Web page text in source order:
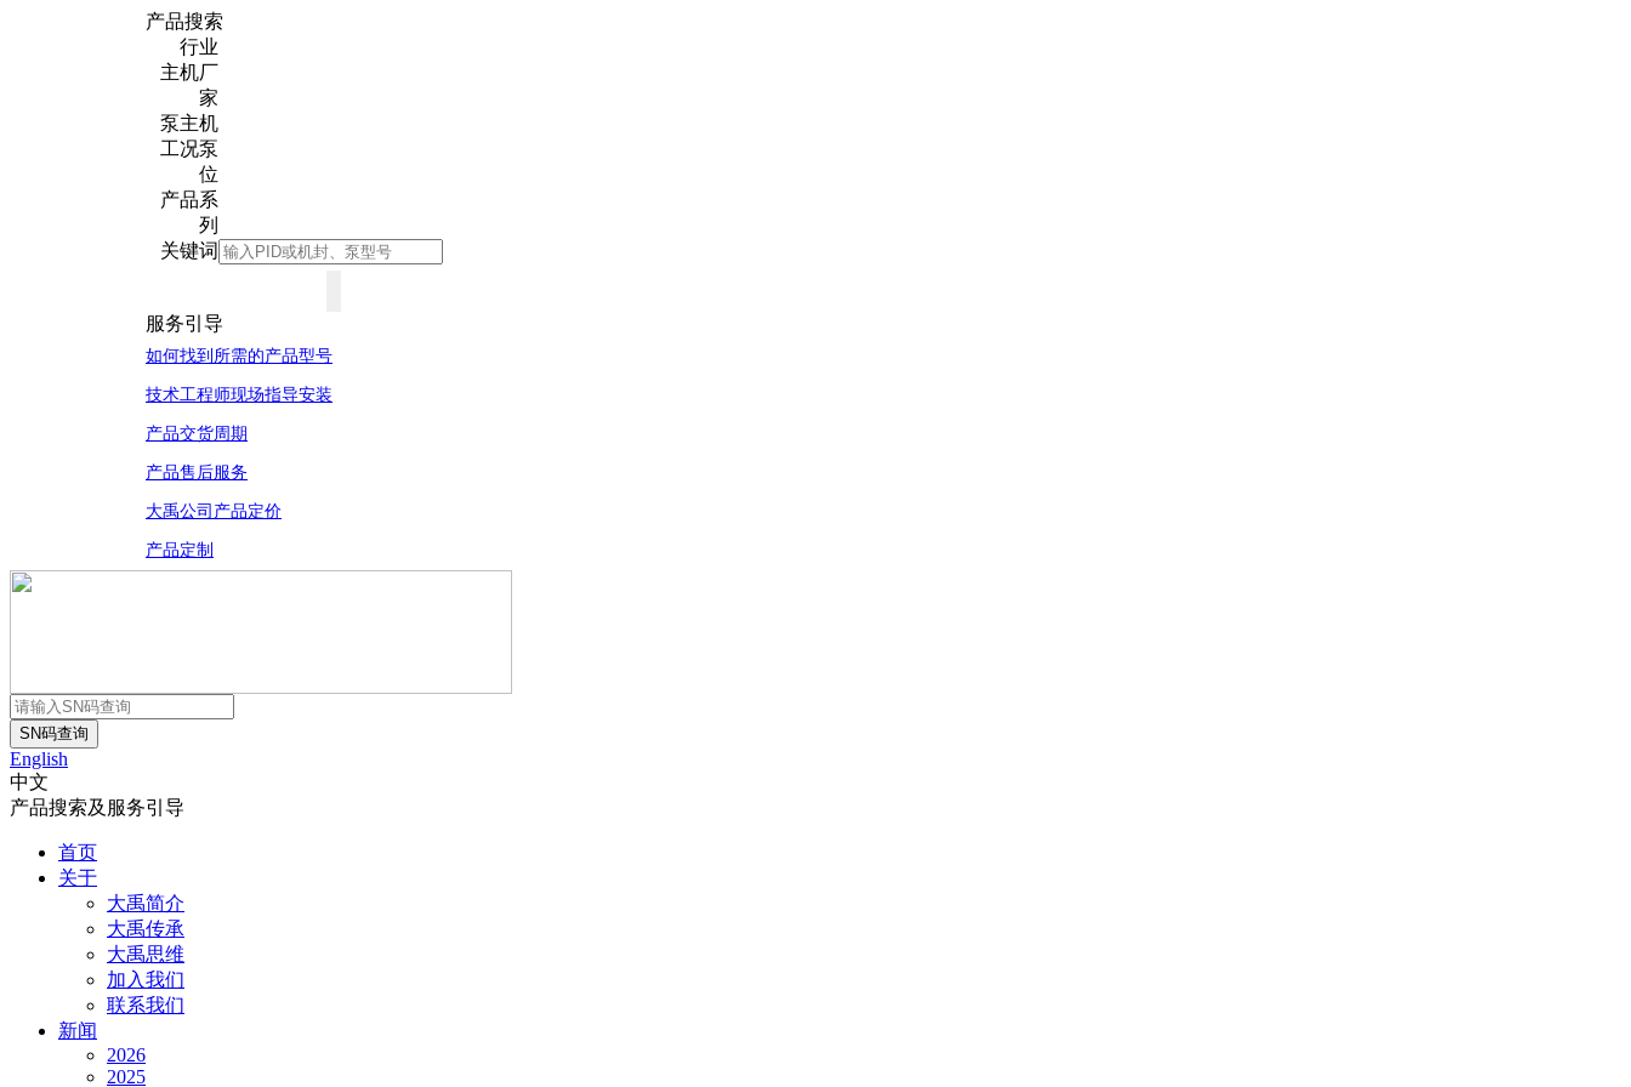
产品搜索
行业
主机厂
家
泵主机
工况泵
位
产品系
列
关键词
服务引导
如何找到所需的产品型号
技术工程师现场指导安装
产品交货周期
产品售后服务
大禹公司产品定价
产品定制
English
中文
产品搜索及服务引导
首页
关于
大禹简介
大禹传承
大禹思维
加入我们
联系我们
新闻
2026
2025